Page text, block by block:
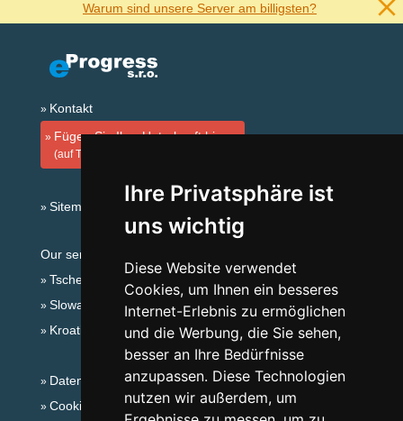
Ihre Privatsphäre ist
uns wichtig
Diese Website verwendet
Cookies, um Ihnen ein besseres
Internet-Erlebnis zu ermöglichen
und die Werbung, die Sie sehen,
besser an Ihre Bedürfnisse
anzupassen. Diese Technologien
nutzen wir außerdem, um
Warum sind unsere Server am billigsten?
Kontakt
Fügen Sie Ihre Unterkunft hinzu
(auf Tschechisch)
Sitemap
Our servers:
Tschechische Gebirge
Slowakische Gebirge
Kroatien
Datenschutz
Cookies